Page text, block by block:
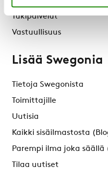
Tukipalvelut
Vastuullisuus
Lisää Swegonia
Tietoja Swegonista
Toimittajille
Uutisia
Kaikki sisäilmastosta
Parempi ilma joka säällä
Tilaa uutiset